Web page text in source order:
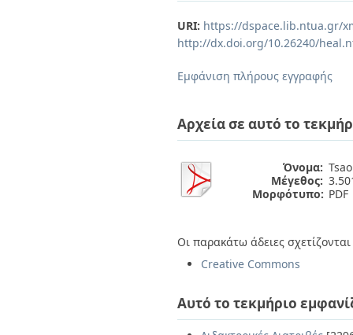
URI: https://dspace.lib.ntua.gr/
http://dx.doi.org/10.26240/
Εμφάνιση πλήρους εγγραφής
Αρχεία σε αυτό το
Όνομα:
Μέγεθος:
Μορφότυπο: PDF
Οι παρακάτω άδειες
Creative Commons
Αυτό το τεκμήριο